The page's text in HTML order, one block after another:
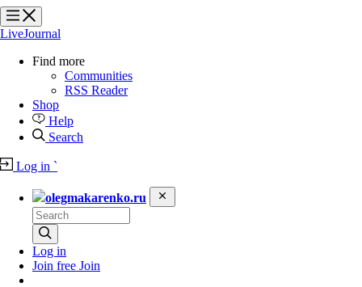
?
?
LiveJournal
Find more
Communities
RSS Reader
Shop
Help
Search
Log in `
olegmakarenko.ru
Log in
Join free Join